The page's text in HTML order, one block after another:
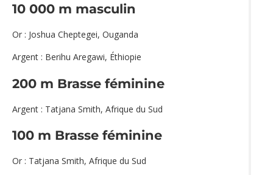
10 000 m masculin
Or : Joshua Cheptegei, Ouganda
Argent : Berihu Aregawi, Éthiopie
200 m Brasse féminine
Argent : Tatjana Smith, Afrique du Sud
100 m Brasse féminine
Or : Tatjana Smith, Afrique du Sud